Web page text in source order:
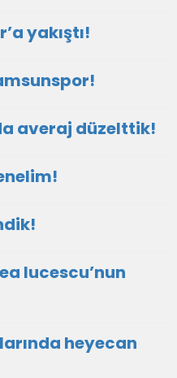
yakıştı!
averaj düzelttik!
lucescu’nun
heyecan